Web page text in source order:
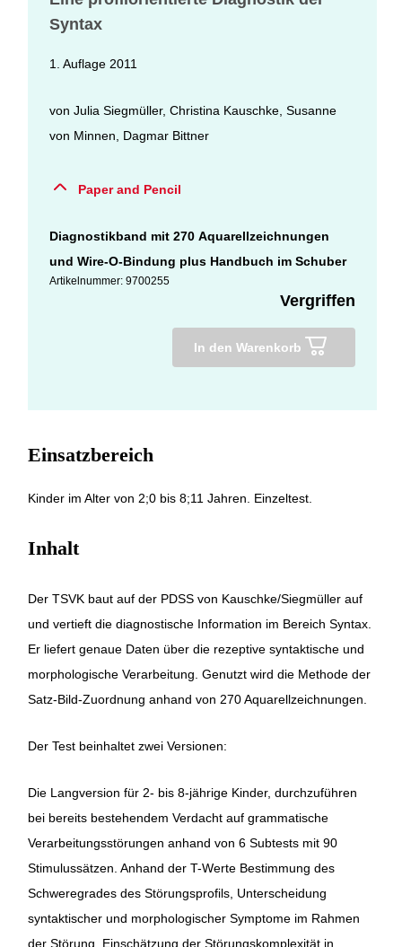
Syntax
1. Auflage 2011
vonJulia Siegmüller,Christina Kauschke ,Susanne
von Minnen
Dagmar Bittner
Paper and Pencil
Diagnostikband mit 270 Aquarellzeichnungen
und Wire-O-Bindung plus Handbuch im Schuber
Artikelnummer: 9700255
Vergriffen
In den Warenkorb
Einsatzbereich
Kinder im Alter von 2;0 bis 8;11 Jahren. Einzeltest.
Inhalt
Der TSVK baut auf der PDSS von Kauschke/Siegmüller auf
und vertieft die diagnostische Information im Bereich Syntax.
Er liefert genaue Daten über die rezeptive syntaktische und
morphologische Verarbeitung. Genutzt wird die Methode der
Satz-Bild-Zuordnung anhand von 270 Aquarellzeichnungen.
Der Test beinhaltet zwei Versionen:
Die Langversion für 2- bis 8-jährige Kinder, durchzuführen
bei bereits bestehendem Verdacht auf grammatische
Verarbeitungsstörungen anhand von 6 Subtests mit 90
Stimulussätzen. Anhand der T-Werte Bestimmung des
Schweregrades des Störungsprofils, Unterscheidung
syntaktischer und morphologischer Symptome im Rahmen
der Störung, Einschätzung der Störungskomplexität in